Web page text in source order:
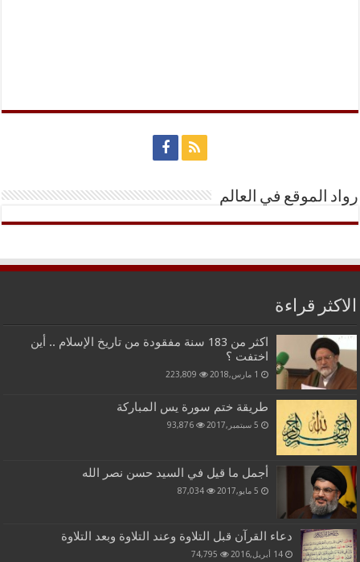
رواد الموقع في العالم
الاكثر قراءة
اكثر من 183 سنة مفقودة من تاريخ الإسلام .. أين
اختفت ؟
1 مارس,2018 223,809
طريقة ختم سورة يس المباركة
5 سبتمبر,2017 93,876
أجمل ما قيل في السيد حسن نصر الله
5 مايو,2017 87,034
دعاء القرآن قبل التلاوة وعند التلاوة وبعد التلاوة
14 أبريل,2016 74,795